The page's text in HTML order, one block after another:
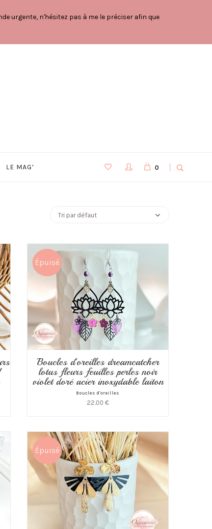
urgente, n'hésitez pas à me le préciser afin que
0
LE MAG’
Épuisé
Boucles d’oreilles dreamcatcher
lotus fleurs feuilles perles noir
violet doré acier inoxydable laiton
Boucles d'oreilles
22.00 €
Épuisé